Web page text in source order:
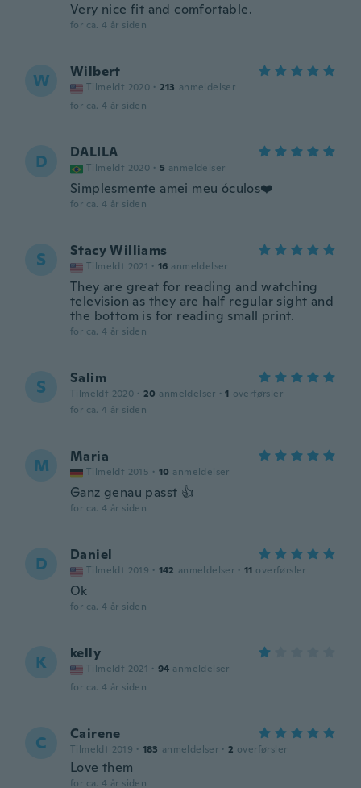
Very nice fit and comfortable.
for ca. 4 år siden
W Wilbert
Tilmeldt 2020 · 213 anmeldelser
for ca. 4 år siden
D DALILA
Tilmeldt 2020 · 5 anmeldelser
Simplesmente amei meu óculos❤️
for ca. 4 år siden
S Stacy Williams
Tilmeldt 2021 · 16 anmeldelser
They are great for reading and watching
television as they are half regular sight and
the bottom is for reading small print.
for ca. 4 år siden
S Salim
Tilmeldt 2020 · 20 anmeldelser · 1 overførsler
for ca. 4 år siden
M Maria
Tilmeldt 2015 · 10 anmeldelser
Ganz genau passt 👍
for ca. 4 år siden
D Daniel
Tilmeldt 2019 · 142 anmeldelser · 11 overførsler
Ok
for ca. 4 år siden
K kelly
Tilmeldt 2021 · 94 anmeldelser
for ca. 4 år siden
C Cairene
Tilmeldt 2019 · 183 anmeldelser · 2 overførsler
Love them
for ca. 4 år siden